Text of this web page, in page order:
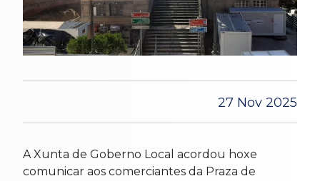
27 Nov 2025
A Xunta de Goberno Local acordou hoxe
comunicar aos comerciantes da Praza de